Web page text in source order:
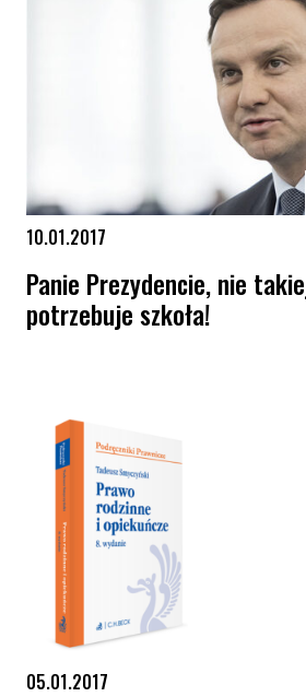
10.01.2017
Panie Prezydencie, nie
potrzebuje szkoła!
05.01.2017